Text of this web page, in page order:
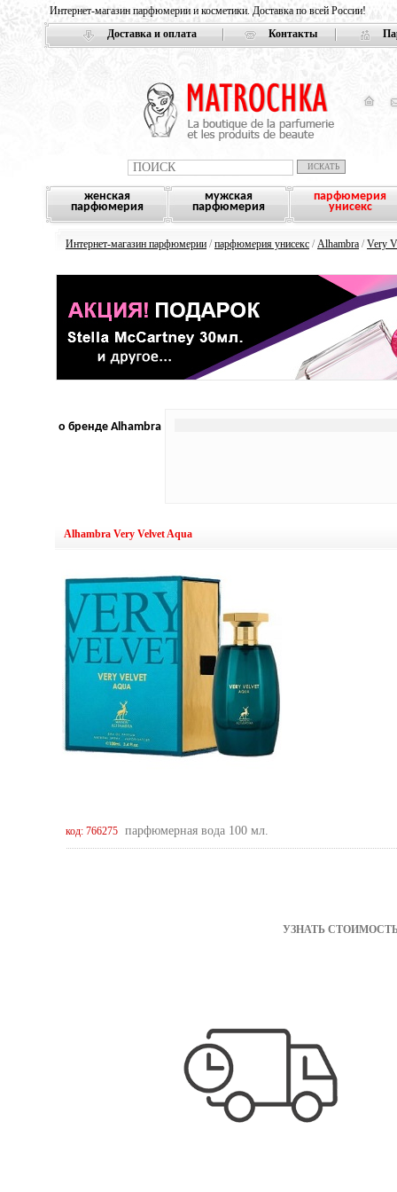
Интернет-магазин парфюмерии и косметики. Доставка по всей России!
Доставка и оплата
Контакты
женская
парфюмерия
мужская
парфюмерия
парфюмерия
унисекс
Интернет-магазин парфюмерии /парфюмерия унисекс /Alhambra /Very
о бренде Alhambra
Alhambra Very Velvet Aqua
код: 766275 парфюмерная вода 100 мл.
УЗНАТЬ